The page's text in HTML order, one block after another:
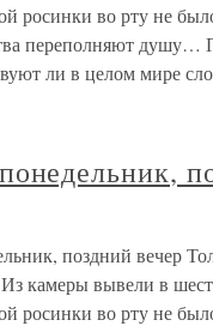
росинки во рту не
переполняют душу…
ли в целом мире
поздний вечер
Из камеры вывели в
росинки во рту не